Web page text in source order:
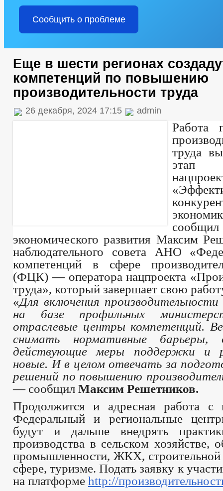
Сообщить о проблеме
Еще в шести регионах
компетенций по повышению
производительности труда
26 декабря, 2024 17:15 admin
Работа
труда
этап
экономического развития Максим
наблюдательного совета АНО
компетенций в сфере
(ФЦК) — оператора нацпроекта
труда», который завершает свою
«Для включения
на базе профильных
отраслевые центры компетенций.
снимать нормативные барьеры,
действующие меры поддержки и
новые. И в целом отвечать за
решений по повышению
— сообщил Максим Решетников.
Продолжится и адресная работа с
Федеральный и региональные
будут и дальше внедрять
производства в сельском хозяйстве,
промышленности, ЖКХ, строительной
сфере, туризме. Подать заявку к
на платформе http://